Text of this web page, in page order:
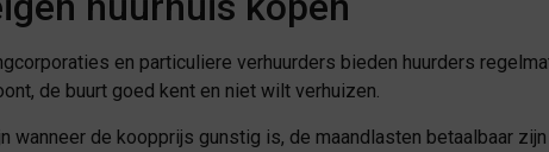
en particuliere verhuurders bieden huurders
de buurt goed kent en niet wilt verhuizen.
wanneer de koopprijs gunstig is, de maandlasten betaalbaar